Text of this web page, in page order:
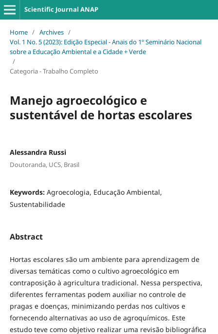
Scientific Journal ANAP
Home / Archives /
Vol. 1 No. 5 (2023): Edição Especial - Anais do 1º Seminário Nacional
sobre a Educação Ambiental e a Cidade + Verde
/
Categoria - Trabalho Completo
Manejo agroecológico e
sustentável de hortas escolares
Alessandra Russi
Doutoranda, UCS, Brasil
Keywords: Agroecologia, Educação Ambiental,
Sustentabilidade
Abstract
Hortas escolares são um ambiente para aprendizagem de
diversas temáticas como o cultivo agroecológico em
contraposição à agricultura tradicional. Nessa perspectiva,
diferentes ferramentas podem auxiliar no controle de
pragas e doenças, minimizando perdas nos cultivos e
fornecendo alternativas ao uso de agroquímicos. Este
estudo teve como objetivo realizar uma revisão bibliográfica